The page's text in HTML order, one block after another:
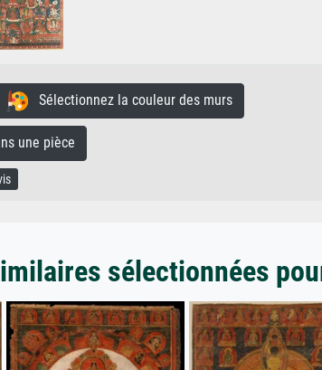
Sélectionnez la couleur des murs
une pièce
sélectionnées